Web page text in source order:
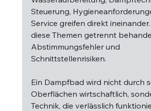
Steuerung,
Service greifen direkt
diese Themen getrennt
Abstimmungsfehler und
Schnittstellenrisiken.
Ein Dampfbad wird nicht durch
Oberflächen wirtschaftlich,
Technik, die verlässlich